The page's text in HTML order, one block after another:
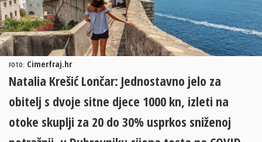
Natalia Krešić Lončar: Jednostavno jelo za
obitelj s dvoje sitne djece 1000 kn, izleti na
otoke skuplji za 20 do 30% usprkos sniženoj
FOTO: Cimerfraj.hr